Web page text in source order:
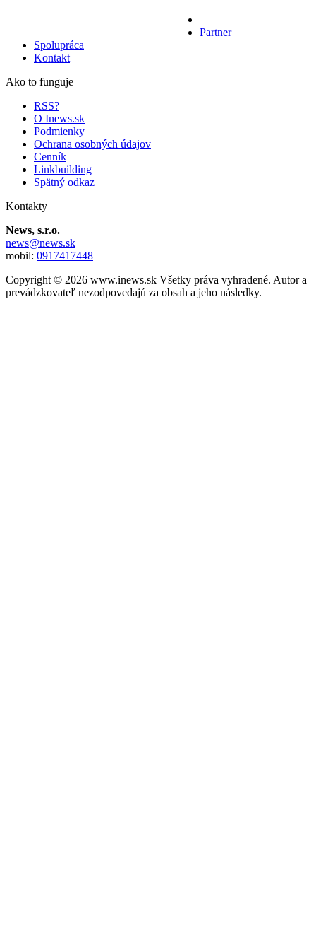
Partner
Spolupráca
Kontakt
Ako to funguje
RSS?
O Inews.sk
Podmienky
Ochrana osobných údajov
Cenník
Linkbuilding
Spätný odkaz
Kontakty
News, s.r.o.
news@news.sk
mobil: 0917417448
Copyright © 2026 www.inews.sk Všetky práva vyhradené. Autor a
prevádzkovateľ nezodpovedajú za obsah a jeho následky.